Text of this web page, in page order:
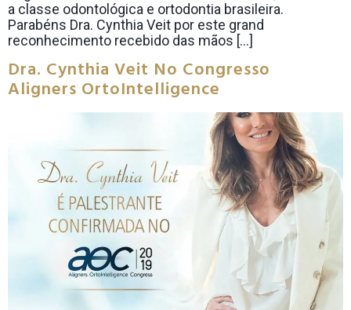
a classe odontológica e ortodontia brasileira.
Parabéns Dra. Cynthia Veit por este grand
reconhecimento recebido das mãos […]
Dra. Cynthia Veit No Congresso
Aligners OrtoIntelligence